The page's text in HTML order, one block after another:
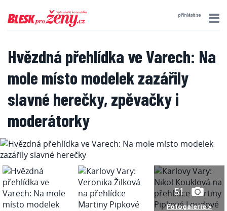
přihlásit se
Hvězdná přehlídka ve Varech: Na
mole místo modelek zazářily
slavné herečky, zpěvačky i
moderátorky
51
Fotogalerie >